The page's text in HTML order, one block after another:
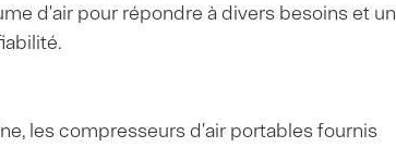
d'air pour répondre à divers besoins et un
les compresseurs d'air portables fournis